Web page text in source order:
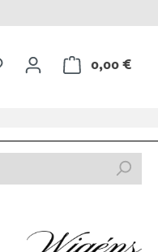
0,00 €